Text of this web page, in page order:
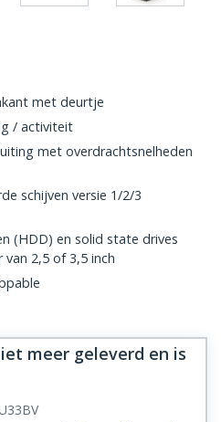
met deurtje
/ activiteit
met overdrachtsnelheden
schijven versie 1/2/3
(HDD) en solid state drives
2,5 of 3,5 inch
meer geleverd en is